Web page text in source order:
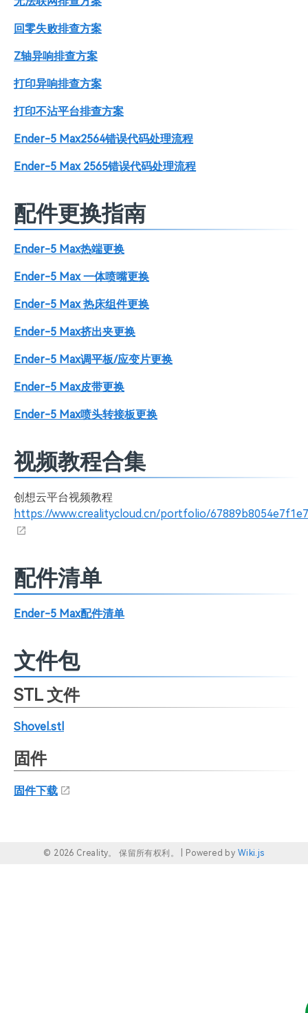
回零失败排查方案
Z轴异响排查方案
打印异响排查方案
打印不沾平台排查方案
Ender-5 Max2564错误代码处理流程
Ender-5 Max 2565错误代码处理流程
配件更换指南
Ender-5 Max热端更换
Ender-5 Max 一体喷嘴更换
Ender-5 Max 热床组件更换
Ender-5 Max挤出夹更换
Ender-5 Max调平板/应变片更换
Ender-5 Max皮带更换
Ender-5 Max喷头转接板更换
视频教程合集
创想云平台视频教程
https://www.crealitycloud.cn/portfolio/
配件清单
Ender-5 Max配件清单
文件包
STL 文件
Shovel.stl
固件
固件下载
© 2026 Creality。 保留所有权利。 | Powered by Wiki.js